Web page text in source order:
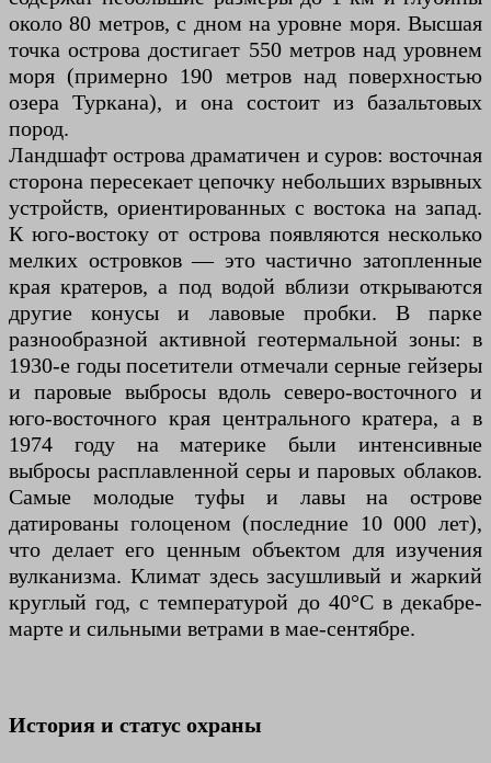
около 80 метров, с дном на уровне моря. Высшая
точка острова достигает 550 метров над уровнем
моря (примерно 190 метров над поверхностью
озера Туркана), и она состоит из базальтовых
пород.
Ландшафт острова драматичен и суров: восточная
сторона пересекает цепочку небольших взрывных
устройств, ориентированных с востока на запад.
К юго-востоку от острова появляются несколько
мелких островков — это частично затопленные
края кратеров, а под водой вблизи открываются
другие конусы и лавовые пробки. В парке
разнообразной активной геотермальной зоны: в
1930-е годы посетители отмечали серные гейзеры
и паровые выбросы вдоль северо-восточного и
юго-восточного края центрального кратера, а в
1974 году на материке были интенсивные
выбросы расплавленной серы и паровых облаков.
Самые молодые туфы и лавы на острове
датированы голоценом (последние 10 000 лет),
что делает его ценным объектом для изучения
вулканизма. Климат здесь засушливый и жаркий
круглый год, с температурой до 40°C в декабре-
марте и сильными ветрами в мае-сентябре.
История и статус охраны